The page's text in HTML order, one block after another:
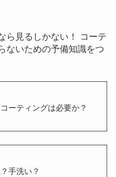
ら見るしかない！ コーテ
ないための予備知識をつ
ーティングは必要か？
手洗い？